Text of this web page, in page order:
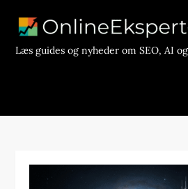
contentLæs guides og nyheder om SEO, AI